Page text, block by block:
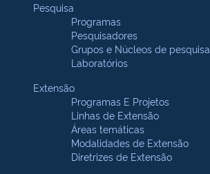
Pesquisa
Programas
Pesquisadores
Grupos e Núcleos de pesquisa
Laboratórios
Extensão
Programas E Projetos
Linhas de Extensão
Áreas temáticas
Modalidades de Extensão
Diretrizes de Extensão